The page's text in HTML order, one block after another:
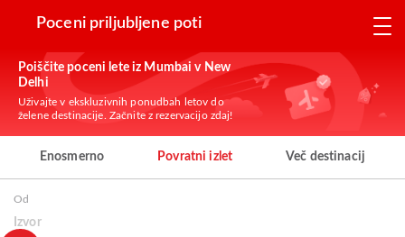
Poceni priljubljene poti
Poiščite poceni lete iz Mumbai v New
Delhi
Uživajte v ekskluzivnih ponudbah letov do
želene destinacije. Začnite z rezervacijo zdaj!
Enosmerno Povratni izlet Več destinacij
Od
Izvor